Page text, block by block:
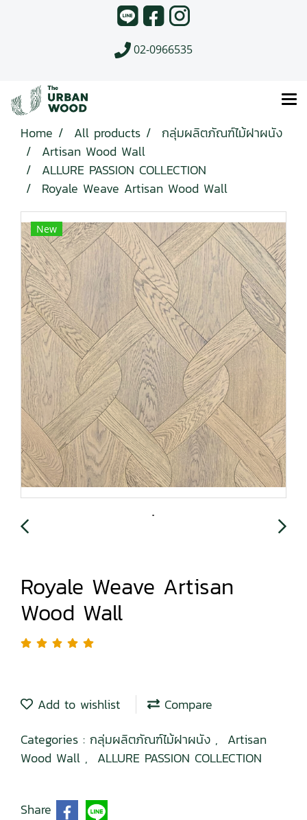
02-0966535
Home All products
กลุ่มผลิตภัณฑ์ไม้ฝาผนัง
Artisan Wood Wall
ALLURE PASSION COLLECTION
Royale Weave Artisan Wood Wall
New
Royale Weave Artisan
Wood Wall
Add to wishlist
Compare
Categories : กลุ่มผลิตภัณฑ์ไม้ฝาผนัง , Artisan
Wood Wall , ALLURE PASSION COLLECTION
Share